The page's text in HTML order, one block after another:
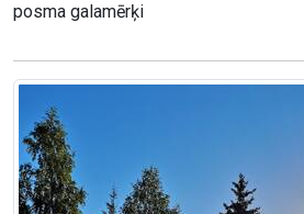
posma galamērķi